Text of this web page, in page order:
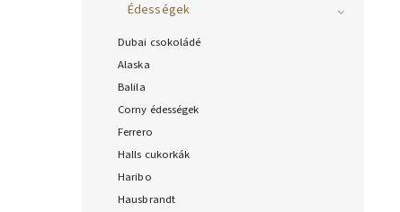
Édességek
Dubai csokoládé
Alaska
Balila
Corny édességek
Ferrero
Halls cukorkák
Haribo
Hausbrandt